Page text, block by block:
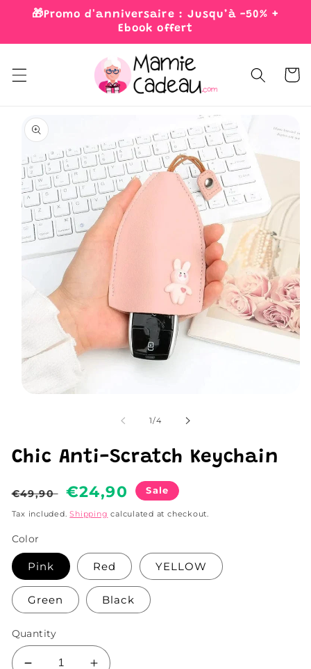
Skip to
🎁Promo d'anniversaire : Jusqu’à -50% +
Ebook offert
Cart
Skip to
product
information
1/of
4
Chic Anti-Scratch Keychain
Regular
price
€49,90
Sale
price
€24,90 Sale
Tax included.Shipping calculated at checkout.
Color
Pink Red YELLOW
Green Black
Quantity